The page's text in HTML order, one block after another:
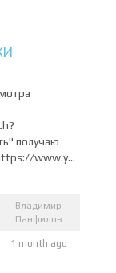
получаю
www.y...
Владимир
Панфилов
1 month ago